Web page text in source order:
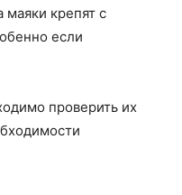
маяки крепят с
если
проверить их